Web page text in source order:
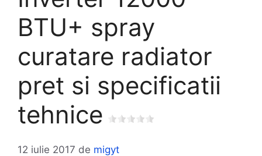
BTU+ spray
curatare radiator
pret si specificatii
tehnice
12 iulie 2017 de migyt